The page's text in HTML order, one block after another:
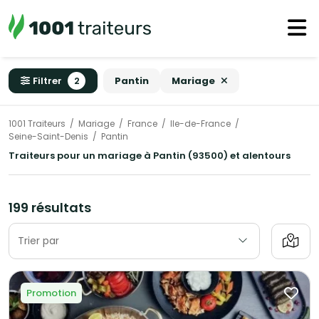
Filtrer 2 Pantin Mariage
1001 Traiteurs Mariage France
Ile-de-France
Seine-Saint-Denis
Pantin
Traiteurs pour un mariage à Pantin (93500) et alentours
199 résultats
Trier par
Promotion